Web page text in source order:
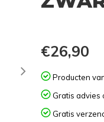
€26,90
Producten
Gratis advies
Gratis